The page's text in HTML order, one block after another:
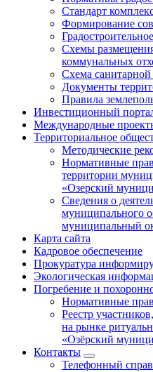
Стандарт
Формирование
Схемы
коммунальных
Схема санитарной
Документы
Правила
Инвестиционный
Международные
Территориальное
Методические
Нормативные
территории
«Озерский
Сведения о
муниципального
муниципальный
Карта сайта
Кадровое обеспечение
Прокуратура
Экологическая
Погребение и
Нормативные
Реестр
на рынке
«Озёрский
Контакты
Телефонный